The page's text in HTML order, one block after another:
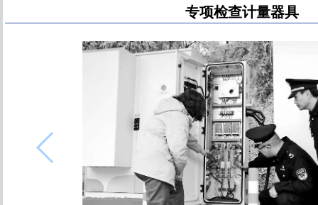
专项检查计量器具